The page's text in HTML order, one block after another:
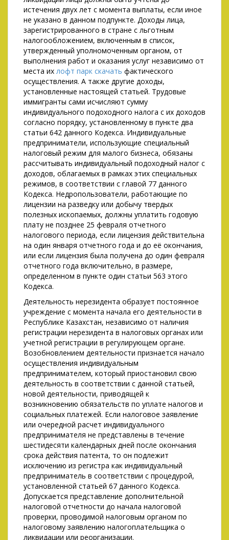
истечения двух лет с момента выплаты, если иное
не указано в данном подпункте. Доходы лица,
зарегистрированного в стране с льготным
налогообложением, включенным в список,
утвержденный уполномоченным органом, от
выполнения работ и оказания услуг независимо от
места их лофт парк скачать фактического
осуществления. А также другие доходы,
установленные настоящей статьей. Трудовые
иммигранты сами исчисляют сумму
индивидуального подоходного налога с их доходов
согласно порядку, установленному в пункте два
статьи 642 данного Кодекса. Индивидуальные
предприниматели, использующие специальный
налоговый режим для малого бизнеса, обязаны
рассчитывать индивидуальный подоходный налог с
доходов, облагаемых в рамках этих специальных
режимов, в соответствии с главой 77 данного
Кодекса. Недропользователи, работающие по
лицензии на разведку или добычу твердых
полезных ископаемых, должны уплатить годовую
плату не позднее 25 февраля отчетного
налогового периода, если лицензия действительна
на один января отчетного года и до её окончания,
или если лицензия была получена до один февраля
отчетного года включительно, в размере,
определенном в пункте один статьи 563 этого
Кодекса.
Деятельность нерезидента образует постоянное
учреждение с момента начала его деятельности в
Республике Казахстан, независимо от наличия
регистрации нерезидента в налоговых органах или
учетной регистрации в регулирующем органе.
Возобновлением деятельности признается начало
осуществления индивидуальным
предпринимателем, который приостановил свою
деятельность в соответствии с данной статьей,
новой деятельности, приводящей к
возникновению обязательств по уплате налогов и
социальных платежей. Если налоговое заявление
или очередной расчет индивидуального
предпринимателя не представлены в течение
шестидесяти календарных дней после окончания
срока действия патента, то он подлежит
исключению из регистра как индивидуальный
предприниматель в соответствии с процедурой,
установленной статьей 67 данного Кодекса.
Допускается представление дополнительной
налоговой отчетности до начала налоговой
проверки, проводимой налоговым органом по
налоговому заявлению налогоплательщика о
ликвидации или реорганизации.